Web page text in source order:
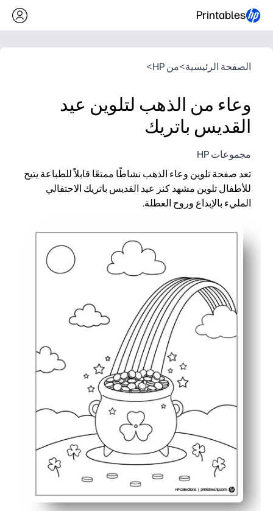
Printables
الصفحة الرئيسية>من HP >
وعاء من الذهب لتلوين عيد
القديس باتريك
مجموعات HP
تعد صفحة تلوين وعاء الذهب نشاطًا ممتعًا قابلاً للطباعة يتيح
للأطفال تلوين مشهد كنز عيد القديس باتريك الاحتفالي
المليء بالإبداع وروح العطلة.
يدعم تطوير المحركات الدقيقة والتعرف على الألوان من خلال
سهل الطباعة والاستخدام الفوري للفصول الدراسية أو الحفلات أو
يُبقي الأطفال منشغلين بتصميم مبهج وخيالي مستوحى من
مثالية للتعلم الموسمي أو وقت الهدوء أو أنشطة الحرف العائلية